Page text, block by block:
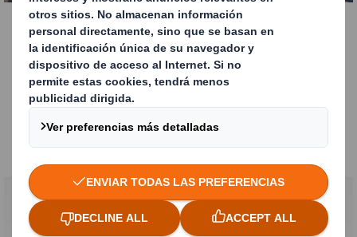
Caso de éxito
Sustitución de los embalajes metálicos